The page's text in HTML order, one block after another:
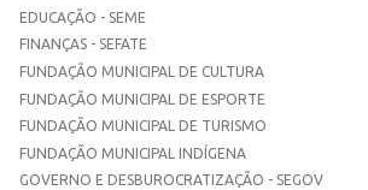
EDUCAÇÃO - SEME
FINANÇAS - SEFATE
FUNDAÇÃO MUNICIPAL DE CULTURA
FUNDAÇÃO MUNICIPAL DE ESPORTE
FUNDAÇÃO MUNICIPAL DE TURISMO
FUNDAÇÃO MUNICIPAL INDÍGENA
GOVERNO E DESBUROCRATIZAÇÃO - SEGOV